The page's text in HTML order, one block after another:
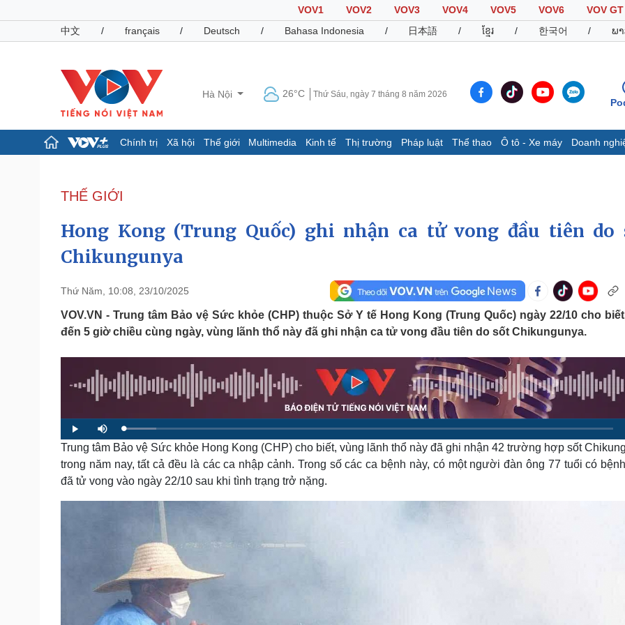
VOV1 VOV2 VOV3 VOV4 VOV5 VOV6
VOV GT
中文
/ français / Deutsch / Bahasa Indonesia / 日本語 / ខ្មែរ / 한국어 / ພ
Hà Nội 26°C Thứ Sáu, ngày 7 tháng 8 năm 2026
Chính trị Xã hội Thế giới Multimedia Kinh tế Thị trường Pháp luật Thể thao Ô tô - Xe máy Doanh
Đảng
Tổ chức nhân sự
Nhận diện sự thật
Dấu ấn VOV
E-Magazine
Infographic
Pháp luật
Tin nóng
Tư vấn luật
Việt Nam
Phân tích
Thể thao
Lịch thi đấu bóng đá
Thế giới thể thao
Ô tô - Xe máy
Xe máy
Tư vấn
Sức khỏe
Cây thuốc
Sản phụ khoa
Nhi khoa
Nam khoa
Làm đẹp - giảm cân
Đời sống
Blog
Văn hóa
Sân khấu - Điện ảnh
Văn học
Di sản
Giải trí
Nghệ sĩ
Thời trang
THẾ GIỚI
Hong Kong (Trung Quốc) ghi nhận ca tử vong đầu tiên do
Chikungunya
Thứ Năm, 10:08, 23/10/2025
VOV.VN - Trung tâm Bảo vệ Sức khỏe (CHP) thuộc Sở Y tế Hong Kong (Trung Quốc) ngày 22/10 cho
đến 5 giờ chiều cùng ngày, vùng lãnh thổ này đã ghi nhận ca tử vong đầu tiên do sốt Chikungunya.
P
l
a
y
M
u
t
e
L
o
a
d
e
d
6
.
3
Trung tâm Bảo vệ Sức khỏe Hong Kong (CHP) cho biết, vùng lãnh thổ này đã ghi nhận 42 trường hợp sốt
trong năm nay, tất cả đều là các ca nhập cảnh. Trong số các ca bệnh này, có một người đàn ông 77 tuổi có
đã tử vong vào ngày 22/10 sau khi tình trạng trở nặng.